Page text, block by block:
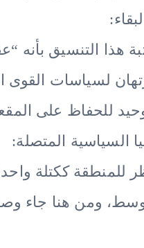
هذا التنسيق بأنه
لسياسات القوى
للحفاظ على
للمنطقة ككتلة
ومن هنا جاء وصف